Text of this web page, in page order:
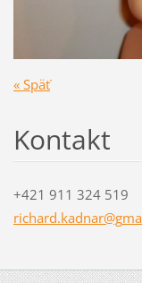
« Späť
Kontakt
+421 911 324 519
richard.kadnar@g